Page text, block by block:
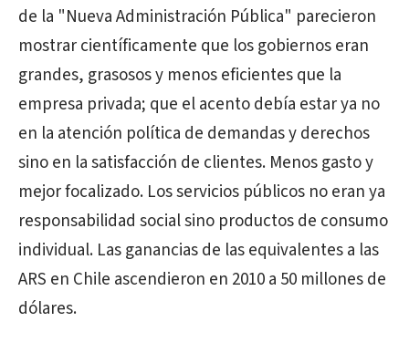
de la "Nueva Administración Pública" parecieron
mostrar científicamente que los gobiernos eran
grandes, grasosos y menos eficientes que la
empresa privada; que el acento debía estar ya no
en la atención política de demandas y derechos
sino en la satisfacción de clientes. Menos gasto y
mejor focalizado. Los servicios públicos no eran ya
responsabilidad social sino productos de consumo
individual. Las ganancias de las equivalentes a las
ARS en Chile ascendieron en 2010 a 50 millones de
dólares.